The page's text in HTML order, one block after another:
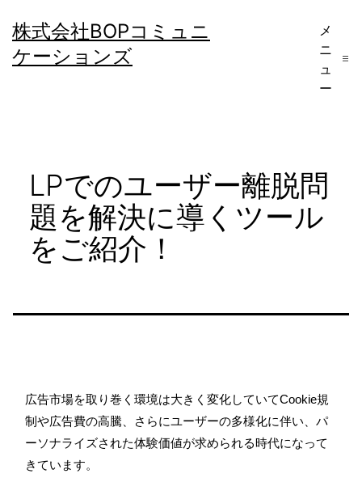
ン
テ
株式会社BOPコミュニ
ケーションズ
メ
ニ
ュ
ー
LPでのユーザー離脱問
題を解決に導くツール
をご紹介！
広告市場を取り巻く環境は大きく変化していてCookie規
制や広告費の高騰、さらにユーザーの多様化に伴い、パ
ーソナライズされた体験価値が求められる時代になって
きています。